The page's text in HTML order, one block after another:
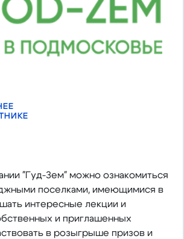
"Гуд-Зем" можно ознакомиться
поселками, имеющимися в
интересные лекции и
и приглашенных
в розыгрыше призов и